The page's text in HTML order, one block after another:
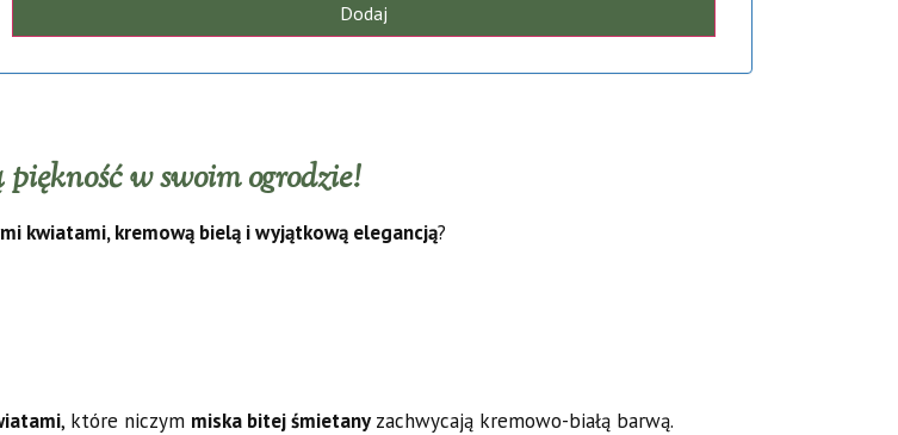
Dodaj
w swoim ogrodzie!
kwiatami, kremową bielą i wyjątkową elegancją?
, które niczym miska bitej śmietanyzachwycają kremowo-białą barwą.